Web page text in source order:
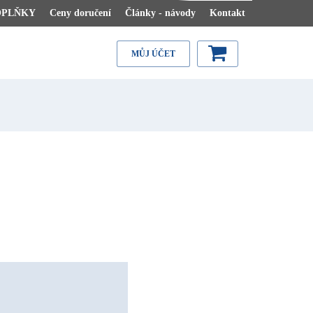
Ceny doručení Články - návody Kontakt
MŮJ ÚČET